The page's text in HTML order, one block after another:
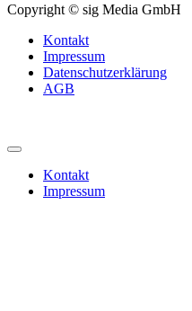
Copyright © sig Media GmbH
Kontakt
Impressum
Datenschutzerklärung
AGB
Kontakt
Impressum